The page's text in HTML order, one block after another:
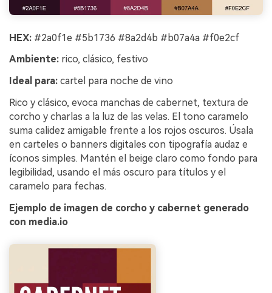
HEX: #2a0f1e #5b1736 #8a2d4b #b07a4a #f0e2cf
Ambiente: rico, clásico, festivo
Ideal para: cartel para noche de vino
Rico y clásico, evoca manchas de cabernet, textura de
corcho y charlas a la luz de las velas. El tono caramelo
suma calidez amigable frente a los rojos oscuros. Úsala
en carteles o banners digitales con tipografía audaz e
íconos simples. Mantén el beige claro como fondo para
legibilidad, usando el más oscuro para títulos y el
caramelo para fechas.
Ejemplo de imagen de corcho y cabernet generado
con media.io